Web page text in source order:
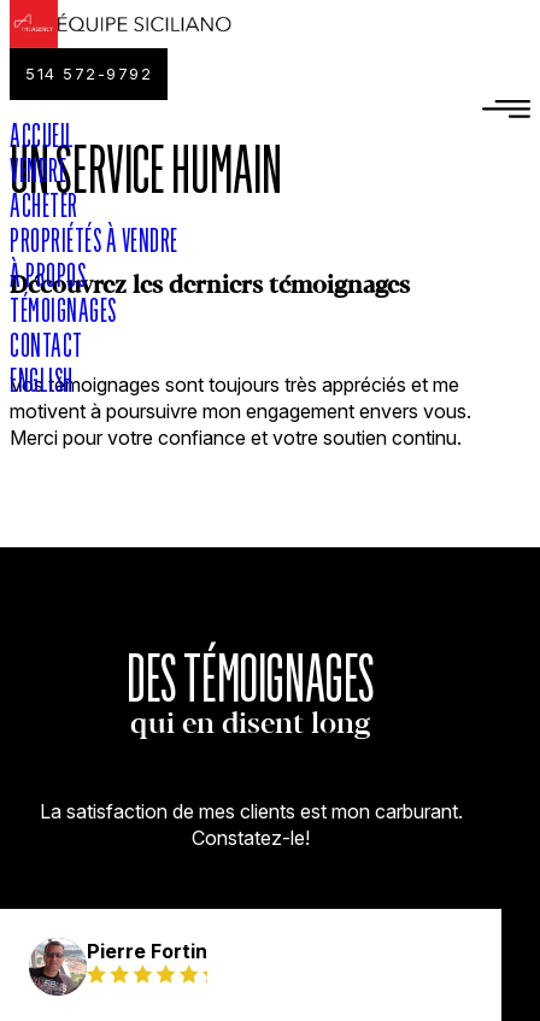
514 572-9792
ACCUEIL
VENDRE
ACHETER
PROPRIÉTÉS À VENDRE
À PROPOS
TÉMOIGNAGES
CONTACT
ENGLISH
UN SERVICE HUMAIN
Découvrez les derniers témoignages
Vos témoignages sont toujours très appréciés et me
motivent à poursuivre mon engagement envers vous.
Merci pour votre confiance et votre soutien continu.
DES TÉMOIGNAGES
qui en disent long
La satisfaction de mes clients est mon carburant.
Constatez-le!
Pierre Fortin